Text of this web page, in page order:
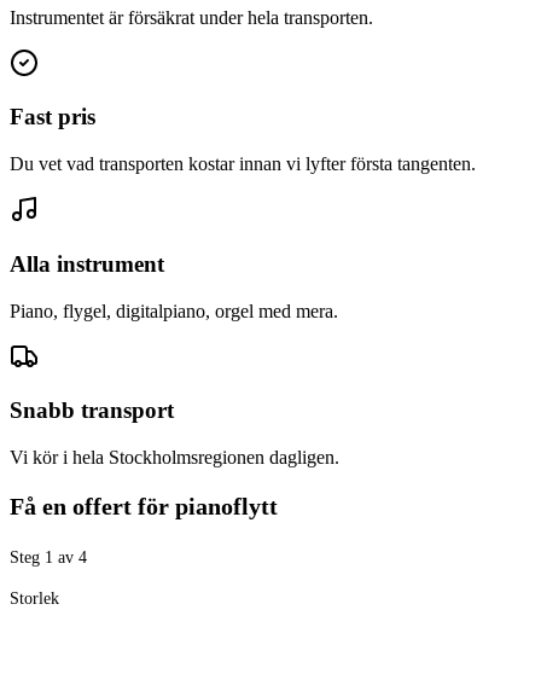
Instrumentet är försäkrat under hela transporten.
Fast pris
Du vet vad transporten kostar innan vi lyfter första tangenten.
Alla instrument
Piano, flygel, digitalpiano, orgel med mera.
Snabb transport
Vi kör i hela Stockholmsregionen dagligen.
Få en offert för pianoflytt
Steg 1 av 4
Storlek